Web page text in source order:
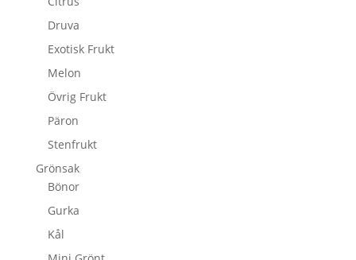
Druva
Exotisk Frukt
Melon
Övrig Frukt
Päron
Stenfrukt
Grönsak
Bönor
Gurka
Kål